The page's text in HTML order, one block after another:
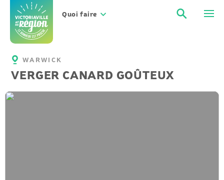
contenu
Quoi faire
WARWICK
VERGER CANARD GOÛTEUX